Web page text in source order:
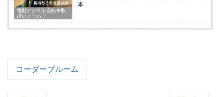
電動アシスト自転車取
扱いノウハウ
本
コーダーブルーム